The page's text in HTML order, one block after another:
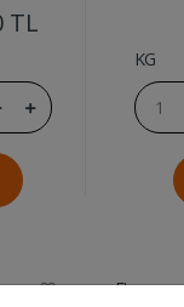
TL
KG
Et